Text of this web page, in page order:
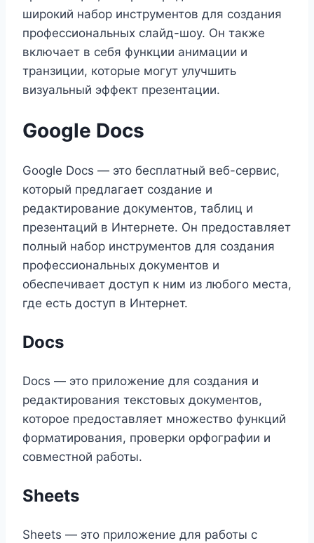
широкий набор инструментов для создания
профессиональных слайд-шоу. Он также
включает в себя функции анимации и
транзиции, которые могут улучшить
визуальный эффект презентации.
Google Docs
Google Docs — это бесплатный веб-сервис,
который предлагает создание и
редактирование документов, таблиц и
презентаций в Интернете. Он предоставляет
полный набор инструментов для создания
профессиональных документов и
обеспечивает доступ к ним из любого места,
где есть доступ в Интернет.
Docs
Docs — это приложение для создания и
редактирования текстовых документов,
которое предоставляет множество функций
форматирования, проверки орфографии и
совместной работы.
Sheets
Sheets — это приложение для работы с